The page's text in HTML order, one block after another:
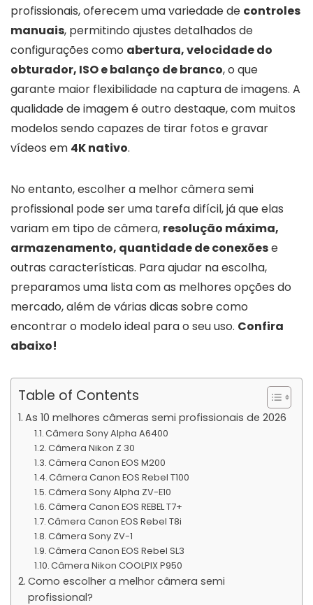
profissionais, oferecem uma variedade de controles
manuais, permitindo ajustes detalhados de
configurações como abertura, velocidade do
obturador, ISO e balanço de branco, o que
garante maior flexibilidade na captura de imagens. A
qualidade de imagem é outro destaque, com muitos
modelos sendo capazes de tirar fotos e gravar
vídeos em 4K nativo.
No entanto, escolher a melhor câmera semi
profissional pode ser uma tarefa difícil, já que elas
variam em tipo de câmera, resolução máxima,
armazenamento, quantidade de conexõese
outras características. Para ajudar na escolha,
preparamos uma lista com as melhores opções do
mercado, além de várias dicas sobre como
encontrar o modelo ideal para o seu uso. Confira
abaixo!
Table of Contents
As 10 melhores câmeras semi profissionais de 2026
Câmera Sony Alpha A6400
Câmera Nikon Z 30
Câmera Canon EOS M200
Câmera Canon EOS Rebel T100
Câmera Sony Alpha ZV-E10
Câmera Canon EOS REBEL T7+
Câmera Canon EOS Rebel T8i
Câmera Sony ZV-1
Câmera Canon EOS Rebel SL3
Câmera Nikon COOLPIX P950
Como escolher a melhor câmera semi
profissional?